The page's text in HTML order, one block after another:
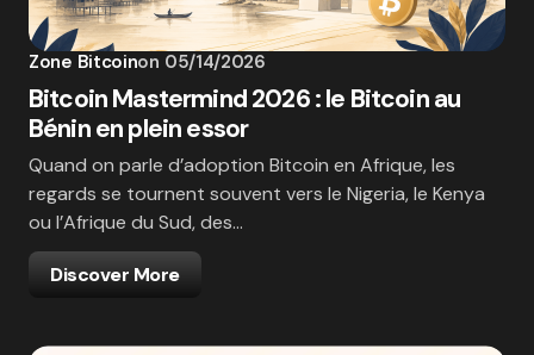
Zone Bitcoinon 05/14/2026
Bitcoin Mastermind 2026 : le Bitcoin au
Bénin en plein essor
Quand on parle d’adoption Bitcoin en Afrique, les
regards se tournent souvent vers le Nigeria, le Kenya
ou l’Afrique du Sud, des…
Discover More